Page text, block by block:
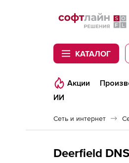
Softline
КАТАЛОГ
Акции
ИИ
Сеть и интернет
Deerfield